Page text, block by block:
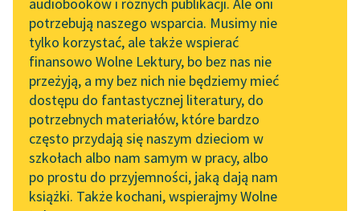
Byliśmy częścią AI Impact
Lab
Zapraszamy na spotkanie
online z tłumaczkami
literatury skandynawskiej
Spotkanie z Katarzyną
Tunkiel w Oslo
102. lata temu zmarł
Joseph Conrad
Przewodnik dla piszących i
czytających
API
OAI-PMH
Widget Wolnych Lektur
Przypisy
potrzebują naszego wsparcia. Musimy nie
tylko korzystać, ale także wspierać
finansowo Wolne Lektury, bo bez nas nie
przeżyją, a my bez nich nie będziemy mieć
dostępu do fantastycznej literatury, do
potrzebnych materiałów, które bardzo
często przydają się naszym dzieciom w
szkołach albo nam samym w pracy, albo
po prostu do przyjemności, jaką dają nam
książki. Także kochani, wspierajmy Wolne
Historia podróży
Skarmentada
Następnie przybyła
armia mnichów
kroczących parami,
białych, czarnych,
szarych, obutych,
bosych, z brodą, bez